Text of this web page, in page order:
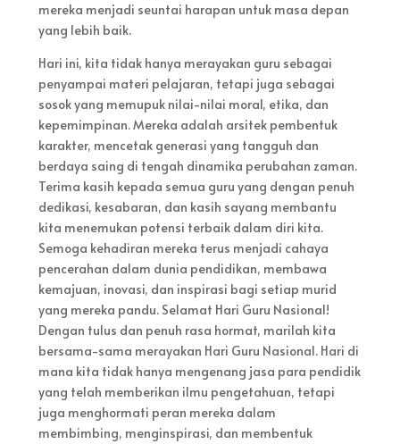
mereka menjadi seuntai harapan untuk masa depan
yang lebih baik.
Hari ini, kita tidak hanya merayakan guru sebagai
penyampai materi pelajaran, tetapi juga sebagai
sosok yang memupuk nilai-nilai moral, etika, dan
kepemimpinan. Mereka adalah arsitek pembentuk
karakter, mencetak generasi yang tangguh dan
berdaya saing di tengah dinamika perubahan zaman.
Terima kasih kepada semua guru yang dengan penuh
dedikasi, kesabaran, dan kasih sayang membantu
kita menemukan potensi terbaik dalam diri kita.
Semoga kehadiran mereka terus menjadi cahaya
pencerahan dalam dunia pendidikan, membawa
kemajuan, inovasi, dan inspirasi bagi setiap murid
yang mereka pandu. Selamat Hari Guru Nasional!
Dengan tulus dan penuh rasa hormat, marilah kita
bersama-sama merayakan Hari Guru Nasional. Hari di
mana kita tidak hanya mengenang jasa para pendidik
yang telah memberikan ilmu pengetahuan, tetapi
juga menghormati peran mereka dalam
membimbing, menginspirasi, dan membentuk